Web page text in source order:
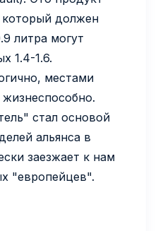
который должен
литра могут
1.4-1.6.
местами
стал основой
альянса в
заезжает к нам
"европейцев".